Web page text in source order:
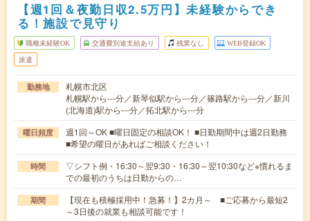
【週1回＆夜勤日収2.5万円】未経験からでき
る！施設で見守り
職種未経験OK 交通費別途支給あり 残業なし WEB登録OK
派遣
勤務地
札幌市北区
札幌駅から---分／新琴似駅から---分／篠路駅から---分／新川
(北海道)駅から---分／拓北駅から---分
曜日頻度
週1回～OK ■曜日固定の相談OK！ ■日勤期間中は週2日勤務
■希望の曜日があればご相談ください！
時間
▽シフト例・16:30～翌9:30・16:30～翌10:30など※慣れるま
での最初のうちは日勤からの…
期間
【現在も積極採用中！急募！】2カ月～ ■ご応募から最短2
～3日後の就業も相談可能です！